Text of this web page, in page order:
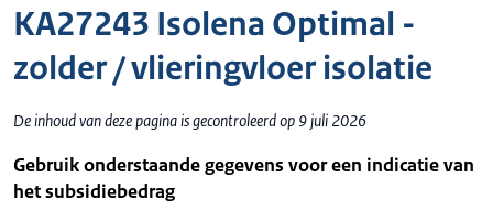
KA27243 Isolena Optimal -
zolder / vlieringvloer isolatie
De inhoud van deze pagina is gecontroleerd op 9 juli 2026
Gebruik onderstaande gegevens voor een indicatie van
het subsidiebedrag